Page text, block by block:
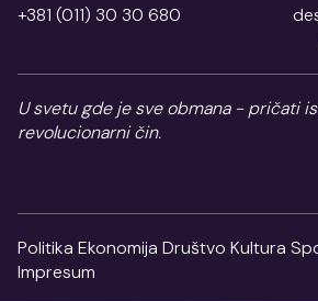
+381 (011) 30 30 680
U svetu gde je sve obmana - pričati
revolucionarni čin.
Politika Ekonomija Društvo Kultura
Impresum